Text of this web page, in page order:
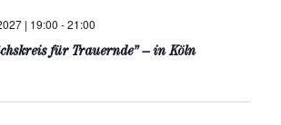
| 19:00 -21:00
für Trauernde” – in Köln